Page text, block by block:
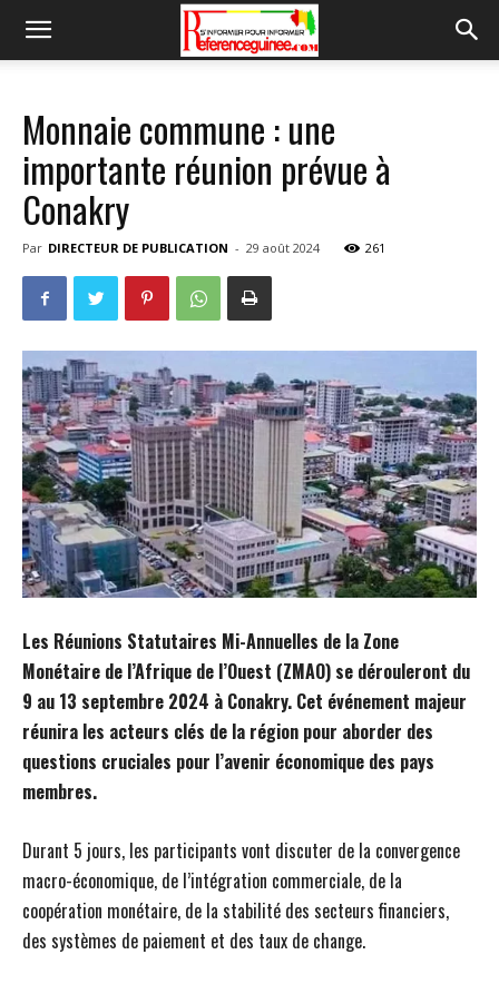
Monnaie commune : une
importante réunion prévue à
Conakry
Par DIRECTEUR DE PUBLICATION - 29 août 2024 261
Les Réunions Statutaires Mi-Annuelles de la Zone
Monétaire de l’Afrique de l’Ouest (ZMAO) se dérouleront du
9 au 13 septembre 2024 à Conakry. Cet événement majeur
réunira les acteurs clés de la région pour aborder des
questions cruciales pour l’avenir économique des pays
membres.
Durant 5 jours, les participants vont discuter de la convergence
macro-économique, de l’intégration commerciale, de la
coopération monétaire, de la stabilité des secteurs financiers,
des systèmes de paiement et des taux de change.